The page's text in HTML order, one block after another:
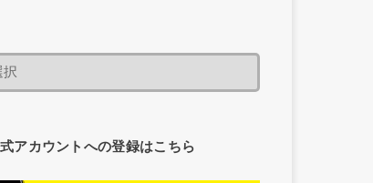
式アカウントへの登録はこちら